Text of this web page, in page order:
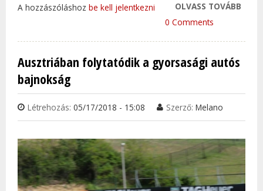
OLVASS TOVÁBB
A hozzászóláshoz be kell jelentkezni
0 Comments
Ausztriában folytatódik a gyorsasági autós
bajnokság
Létrehozás: 05/17/2018 - 15:08 Szerző: Melano